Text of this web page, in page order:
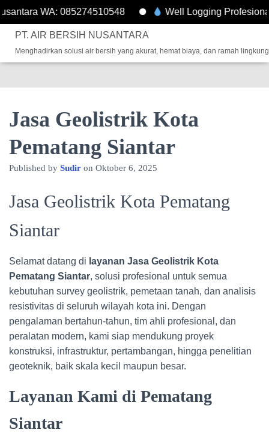
WA: 085274510548 Well Logging Profesional –
PT. AIR BERSIH NUSANTARA
Menghadirkan solusi air bersih yang akurat, hemat biaya, dan ramah
Jasa Geolistrik Kota
Pematang Siantar
Published by Sudir on Oktober 6, 2025
Jasa Geolistrik Kota Pematang
Siantar
Selamat datang di layanan Jasa Geolistrik Kota
Pematang Siantar, solusi profesional untuk semua
kebutuhan survey geolistrik, pemetaan tanah, dan analisis
resistivitas di seluruh wilayah kota ini. Dengan
pengalaman bertahun-tahun, tim ahli profesional, dan
peralatan modern, kami siap mendukung proyek
konstruksi, infrastruktur, pertambangan, hingga penelitian
geoteknik, baik skala kecil maupun besar.
Layanan Kami di Pematang
Siantar